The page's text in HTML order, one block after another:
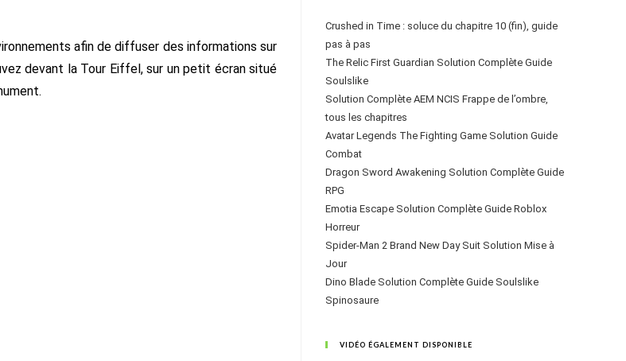
afin de diffuser des informations sur
devant la Tour Eiffel, sur un petit écran situé
Crushed in Time : soluce du chapitre 10 (fin), guide
pas à pas
The Relic First Guardian Solution Complète Guide
Soulslike
Solution Complète AEM NCIS Frappe de l’ombre,
tous les chapitres
Avatar Legends The Fighting Game Solution Guide
Combat
Dragon Sword Awakening Solution Complète Guide
RPG
Emotia Escape Solution Complète Guide Roblox
Horreur
Spider-Man 2 Brand New Day Suit Solution Mise à
Jour
Dino Blade Solution Complète Guide Soulslike
Spinosaure
VIDÉO ÉGALEMENT DISPONIBLE